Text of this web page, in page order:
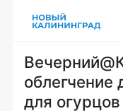
облегчение
для